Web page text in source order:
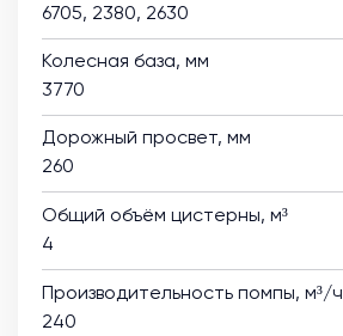
6705, 2380, 2630
Колесная база, мм
3770
Дорожный просвет, мм
260
Общий объём цистерны, м³
4
Производительность помпы, м³/ч
240